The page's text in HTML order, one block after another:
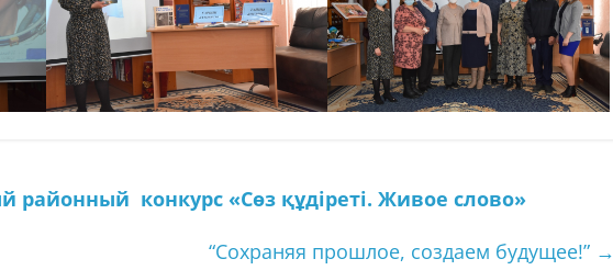
районный конкурс «Сөз құдіреті. Живое слово»
“Сохраняя прошлое, создаем будущее!” →